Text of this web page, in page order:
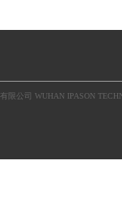
限公司 WUHAN IPASON